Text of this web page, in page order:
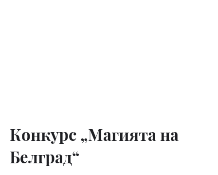
Конкурс „Магията на
Белград“